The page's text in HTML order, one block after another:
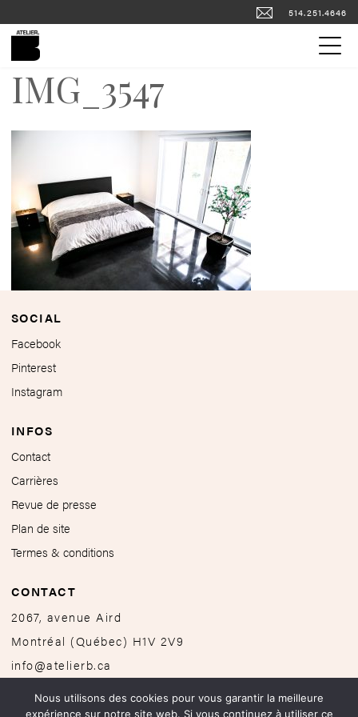
514.251.4646
FOURS ET FOYERS
PORTFOLIO
PLANCHERS DE BÉTON
ENGLISH
IMG_3547
SOCIAL
Facebook
Pinterest
Instagram
INFOS
Contact
Carrières
Revue de presse
Plan de site
Termes & conditions
CONTACT
2067, avenue Aird
Montréal (Québec) H1V 2V9
info@atelierb.ca
Nous utilisons des cookies pour vous garantir la meilleure
expérience sur notre site web. Si vous continuez à utiliser ce